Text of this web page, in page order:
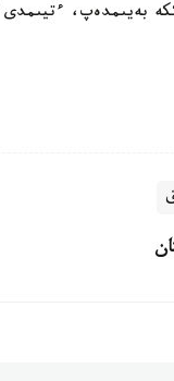
بەيىمدەپ، ءتيىمدى